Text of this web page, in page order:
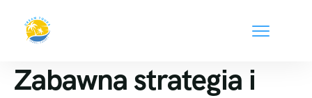
Zabawna strategia i